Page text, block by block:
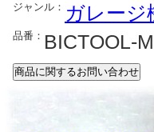
ジャンル： ガレージ
品番： BICTOOL-